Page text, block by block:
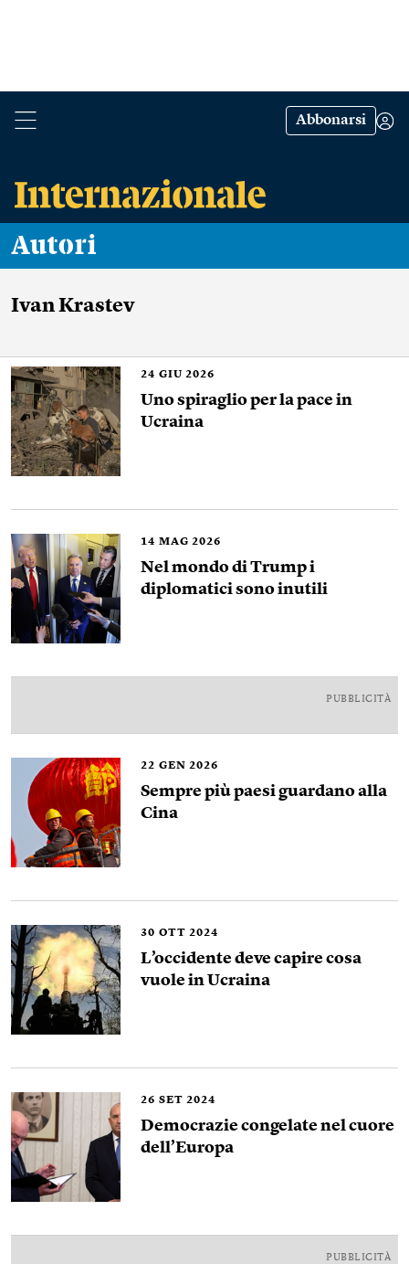
Abbonarsi
Autori
Ivan Krastev
24 GIU 2026
Uno spiraglio per la pace in
Ucraina
14 MAG 2026
Nel mondo di Trump i
diplomatici sono inutili
PUBBLICITÀ
22 GEN 2026
Sempre più paesi guardano alla
Cina
30 OTT 2024
L’occidente deve capire cosa
vuole in Ucraina
26 SET 2024
Democrazie congelate nel cuore
dell’Europa
PUBBLICITÀ